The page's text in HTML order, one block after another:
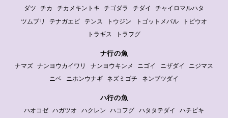
ダツ
チカ チカメキントキ チゴダラ チダイ
チャイロマルハタ
ツムブリ
テナガエビ テンス トウジン トゴットメバル
トビウオ
トラギス
トラフグ
ナ行の魚
ナマズ ナンヨウカイワリ ナンヨウキンメ ニゴイ ニザダイ
ニジマス
ニベ
ニホンウナギ ネズミゴチ ネンブツダイ
ハ行の魚
ハオコゼ ハガツオ ハクレン ハコフグ ハタタテダイ
ハチビキ